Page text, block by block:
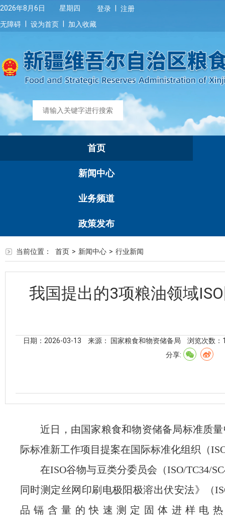
2026年8月6日 星期四 登录
注册
无障碍
设为首页 加入收藏
首页
新闻中心
业务频道
政策发布
当前位置： 首页 > 新闻中心 > 行业新闻
我国提出的3项粮油领域
日期：2026-03-13 来源： 国家粮食和物资储备局 浏览次数：
分享:
近日，由国家粮食和物资储备局标准质
际标准新工作项目提案在国际标准化组织（
在ISO谷物与豆类分委员会（ISO/TC34/
同时测定丝网印刷电极阳极溶出伏安法》（
品镉含量的快速测定固体进样电